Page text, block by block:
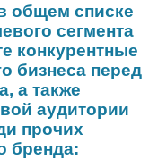
общем списке
сегмента
конкурентные
бизнеса перед
а также
аудитории
прочих
бренда: